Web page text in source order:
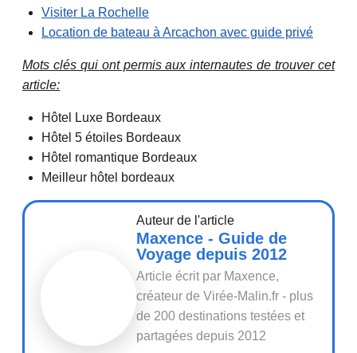
Visiter La Rochelle
Location de bateau à Arcachon avec guide privé
Mots clés qui ont permis aux internautes de trouver cet
article:
Hôtel Luxe Bordeaux
Hôtel 5 étoiles Bordeaux
Hôtel romantique Bordeaux
Meilleur hôtel bordeaux
Auteur de l'article
Maxence - Guide de
Voyage depuis 2012
Article écrit par Maxence,
créateur de Virée-Malin.fr - plus
de 200 destinations testées et
partagées depuis 2012